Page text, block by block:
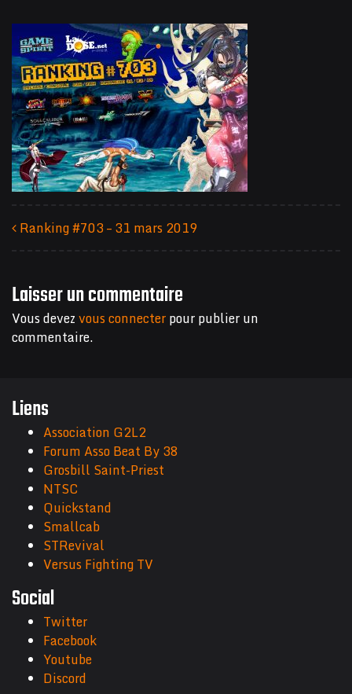
Ranking #703 – 31 mars 2019
Laisser un commentaire
Vous devezvous connecterpour publier un
commentaire.
Liens
Association G2L2
Forum Asso Beat By 38
Grosbill Saint-Priest
NTSC
Quickstand
Smallcab
STRevival
Versus Fighting TV
Social
Twitter
Facebook
Youtube
Discord